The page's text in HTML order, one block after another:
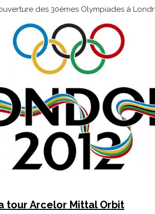
des 30èmes Olympiades à
tour Arcelor Mittal Orbit